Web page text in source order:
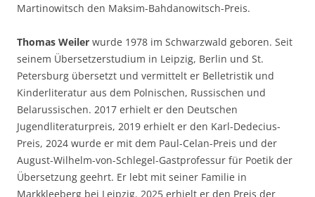
Martinowitsch den Maksim-Bahdanowitsch-Preis.
Thomas Weiler wurde 1978 im Schwarzwald geboren. Seit
seinem Übersetzerstudium in Leipzig, Berlin und St.
Petersburg übersetzt und vermittelt er Belletristik und
Kinderliteratur aus dem Polnischen, Russischen und
Belarussischen. 2017 erhielt er den Deutschen
Jugendliteraturpreis, 2019 erhielt er den Karl-Dedecius-
Preis, 2024 wurde er mit dem Paul-Celan-Preis und der
August-Wilhelm-von-Schlegel-Gastprofessur für Poetik der
Übersetzung geehrt. Er lebt mit seiner Familie in
Markkleeberg bei Leipzig. 2025 erhielt er den Preis der